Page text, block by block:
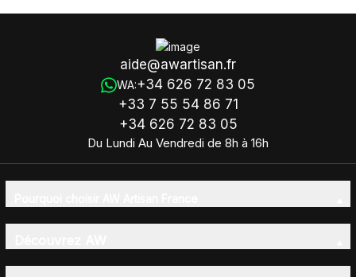
aide@awartisan.fr
WA:+34 626 72 83 05
+33 7 55 54 86 71
+34 626 72 83 05
Du Lundi Au Vendredi de 8h à 16h